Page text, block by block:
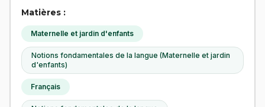
Matières :
Maternelle et jardin d'enfants
Notions fondamentales de la langue (Maternelle et jardin
d'enfants)
Français